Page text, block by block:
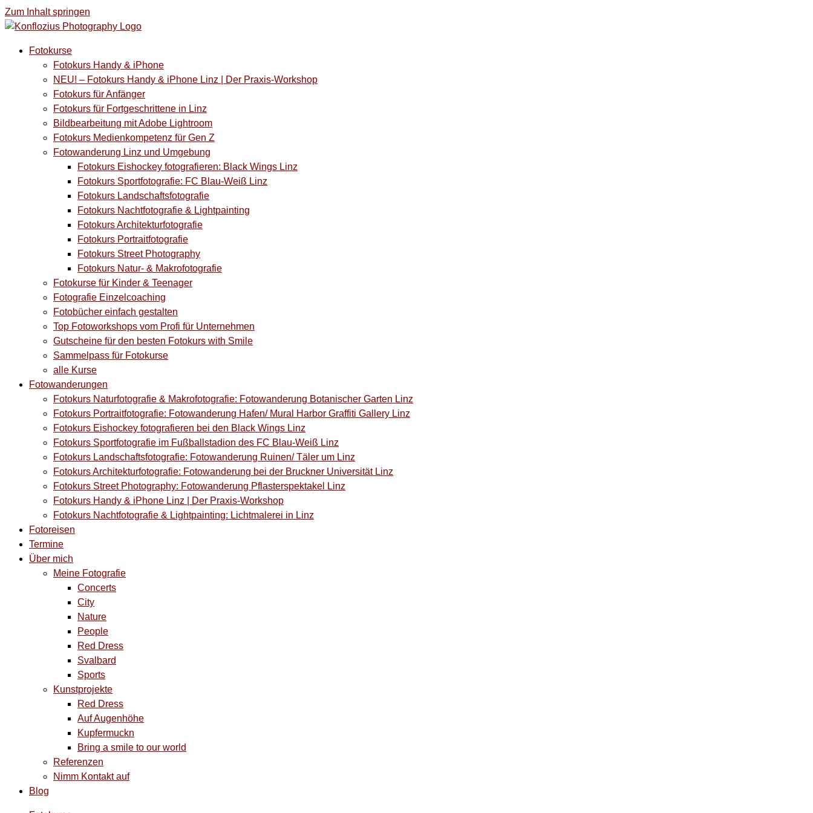
Zum Inhalt springen
Fotokurse
Fotokurs Handy & iPhone
NEU! – Fotokurs Handy & iPhone Linz | Der Praxis-Workshop
Fotokurs für Anfänger
Fotokurs für Fortgeschrittene in Linz
Bildbearbeitung mit Adobe Lightroom
Fotokurs Medienkompetenz für Gen Z
Fotowanderung Linz und Umgebung
Fotokurs Eishockey fotografieren: Black Wings Linz
Fotokurs Sportfotografie: FC Blau-Weiß Linz
Fotokurs Landschaftsfotografie
Fotokurs Nachtfotografie & Lightpainting
Fotokurs Architekturfotografie
Fotokurs Portraitfotografie
Fotokurs Street Photography
Fotokurs Natur- & Makrofotografie
Fotokurse für Kinder & Teenager
Fotografie Einzelcoaching
Fotobücher einfach gestalten
Top Fotoworkshops vom Profi für Unternehmen
Gutscheine für den besten Fotokurs with Smile
Sammelpass für Fotokurse
alle Kurse
Fotowanderungen
Fotokurs Naturfotografie & Makrofotografie: Fotowanderung Botanischer Garten Linz
Fotokurs Portraitfotografie: Fotowanderung Hafen/ Mural Harbor Graffiti Gallery Linz
Fotokurs Eishockey fotografieren bei den Black Wings Linz
Fotokurs Sportfotografie im Fußballstadion des FC Blau-Weiß Linz
Fotokurs Landschaftsfotografie: Fotowanderung Ruinen/ Täler um Linz
Fotokurs Architekturfotografie: Fotowanderung bei der Bruckner Universität Linz
Fotokurs Street Photography: Fotowanderung Pflasterspektakel Linz
Fotokurs Handy & iPhone Linz | Der Praxis-Workshop
Fotokurs Nachtfotografie & Lightpainting: Lichtmalerei in Linz
Fotoreisen
Termine
Über mich
Meine Fotografie
Concerts
City
Nature
People
Red Dress
Svalbard
Sports
Kunstprojekte
Red Dress
Auf Augenhöhe
Kupfermuckn
Bring a smile to our world
Referenzen
Nimm Kontakt auf
Blog